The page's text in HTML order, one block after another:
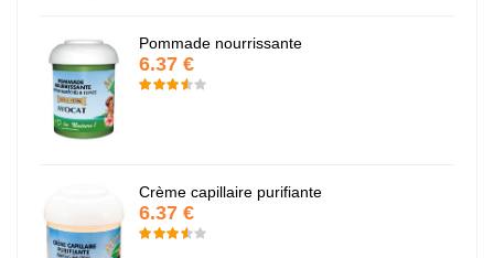
Pommade nourrissante
6.37 €
Crème capillaire purifiante
6.37 €